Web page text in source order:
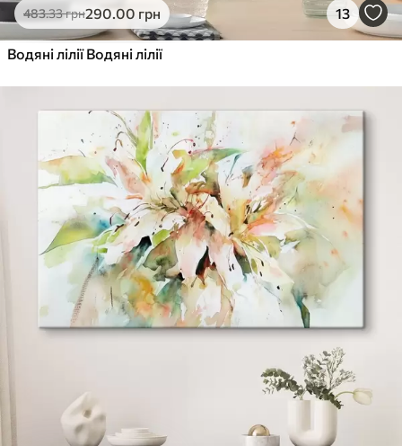
483.33грн290.00 грн 13
Водяні лілії Водяні лілії